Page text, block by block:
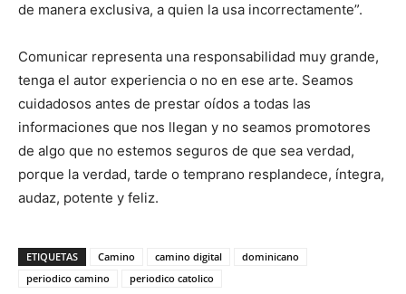
de manera exclusiva, a quien la usa in­correctamente”.
Comunicar representa una responsabilidad muy grande,
tenga el autor experiencia o no en ese arte. Seamos
cuidadosos antes de prestar oídos a todas las
informaciones que nos llegan y no seamos promotores
de algo que no estemos segu­ros de que sea verdad,
porque la verdad, tarde o temprano resplandece, íntegra,
audaz, potente y feliz.
ETIQUETAS Camino camino digital
dominicano
periodico camino
periodico catolico